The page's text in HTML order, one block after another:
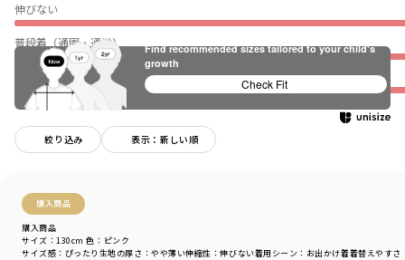
伸びない
普段着（通園・通学）
絞り込み 表示：新しい順
購入商品
購入商品
サイズ感 ：ぴったり 生地の厚さ ：やや薄い伸縮性 ：伸びない着用シーン ：お出かけ着着替えやすさ
サイズ：130cm 色：ピンク
Find recommended sizes tailored to your child's
growth
Check Fit